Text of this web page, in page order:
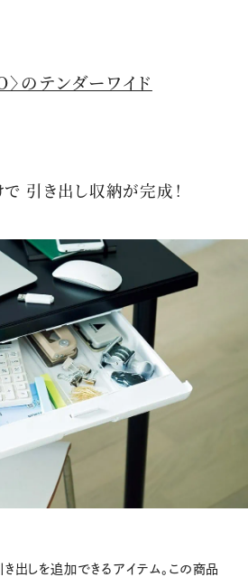
のテンダーワイド
で 引き出し収納が完成！
き出しを追加できるアイテム。この商品